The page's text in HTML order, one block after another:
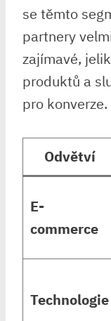
se těmto
partnery
zajímavé,
produktů a
pro konverze.
Odvětví
E-
commerce
Technologie